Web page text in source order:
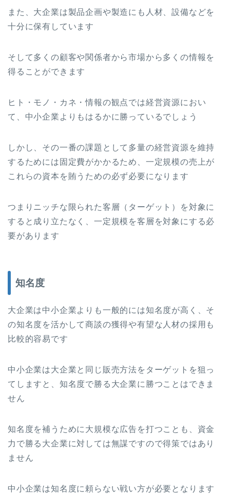
また、大企業は製品企画や製造にも人材、設備などを
十分に保有しています
そして多くの顧客や関係者から市場から多くの情報を
得ることができます
ヒト・モノ・カネ・情報の観点では経営資源におい
て、中小企業よりもはるかに勝っているでしょう
しかし、その一番の課題として多量の経営資源を維持
するためには固定費がかかるため、一定規模の売上が
これらの資本を賄うための必ず必要になります
つまりニッチな限られた客層（ターゲット）を対象に
すると成り立たなく、一定規模を客層を対象にする必
要があります
知名度
大企業は中小企業よりも一般的には知名度が高く、そ
の知名度を活かして商談の獲得や有望な人材の採用も
比較的容易です
中小企業は大企業と同じ販売方法をターゲットを狙っ
てしますと、知名度で勝る大企業に勝つことはできま
せん
知名度を補うために大規模な広告を打つことも、資金
力で勝る大企業に対しては無謀ですので得策ではあり
ません
中小企業は知名度に頼らない戦い方が必要となります